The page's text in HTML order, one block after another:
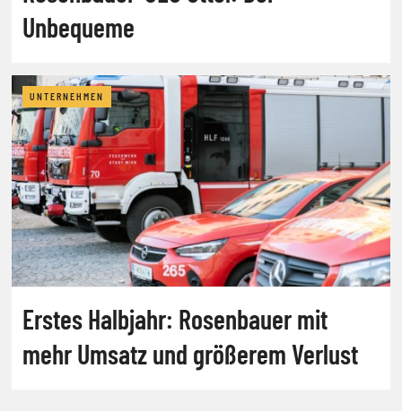
Unbequeme
UNTERNEHMEN
Erstes Halbjahr: Rosenbauer mit
mehr Umsatz und größerem Verlust